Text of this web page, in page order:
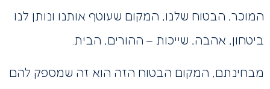
המוכר, הבטוח שלנו, המקום שעוטף אותנו ונותן לנו
ביטחון, אהבה, שייכות – ההורים, הבית.
מבחינתם, המקום הבטוח הזה הוא זה שמספק להם